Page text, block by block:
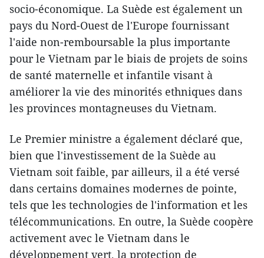
socio-économique. La Suède est également un
pays du Nord-Ouest de l'Europe fournissant
l'aide non-remboursable la plus importante
pour le Vietnam par le biais de projets de soins
de santé maternelle et infantile visant à
améliorer la vie des minorités ethniques dans
les provinces montagneuses du Vietnam.
Le Premier ministre a également déclaré que,
bien que l'investissement de la Suède au
Vietnam soit faible, par ailleurs, il a été versé
dans certains domaines modernes de pointe,
tels que les technologies de l'information et les
télécommunications. En outre, la Suède coopère
activement avec le Vietnam dans le
développement vert, la protection de